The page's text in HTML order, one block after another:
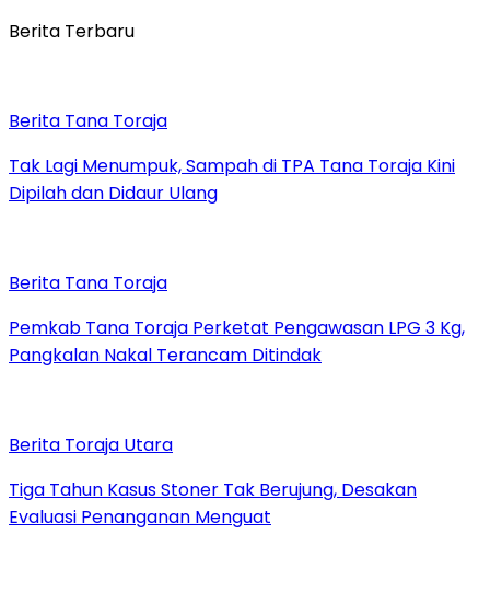
Berita Terbaru
Berita Tana Toraja
Tak Lagi Menumpuk, Sampah di TPA Tana Toraja Kini
Dipilah dan Didaur Ulang
Berita Tana Toraja
Pemkab Tana Toraja Perketat Pengawasan LPG 3 Kg,
Pangkalan Nakal Terancam Ditindak
Berita Toraja Utara
Tiga Tahun Kasus Stoner Tak Berujung, Desakan
Evaluasi Penanganan Menguat